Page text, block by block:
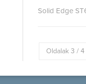
Solid Edge
Oldalak 3 / 4